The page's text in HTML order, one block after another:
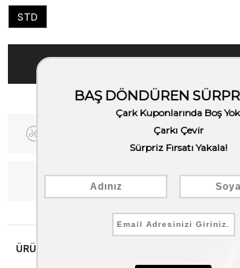
STD
Fiyat Düşünce Haber Ver
WhatsApp’tan Bilgi Al
ÜRÜN ÖZELLIKLERI